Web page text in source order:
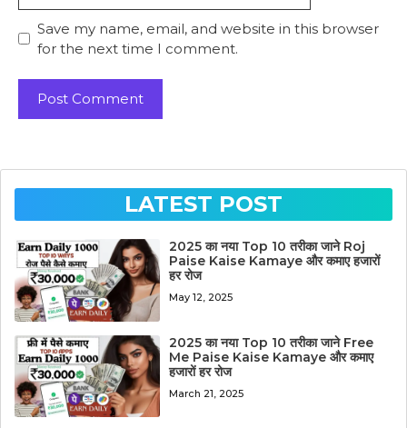
Save my name, email, and website in this browser
for the next time I comment.
LATEST POST
2025 का नया Top 10 तरीका जाने Roj
Paise Kaise Kamaye और कमाए हजारों
हर रोज
May 12, 2025
2025 का नया Top 10 तरीका जाने Free
Me Paise Kaise Kamaye और कमाए
हजारों हर रोज
March 21, 2025